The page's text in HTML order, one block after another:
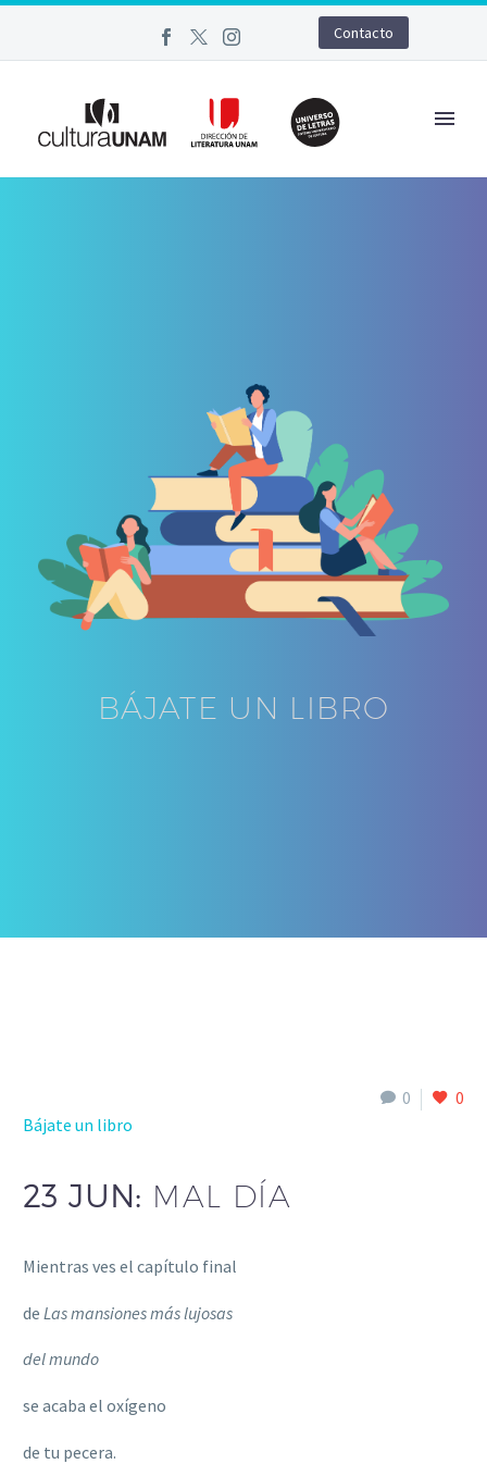
Contacto
BÁJATE UN LIBRO
0
0
Bájate un libro
23 JUN: MAL DÍA
Mientras ves el capítulo final
de Las mansiones más lujosas
del mundo
se acaba el oxígeno
de tu pecera.